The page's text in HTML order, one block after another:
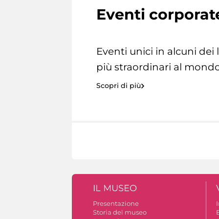
Eventi
Eventi unici in alcuni dei
più straordinari al
Scopri di più
IL MUSEO
Presentazione
Storia del museo